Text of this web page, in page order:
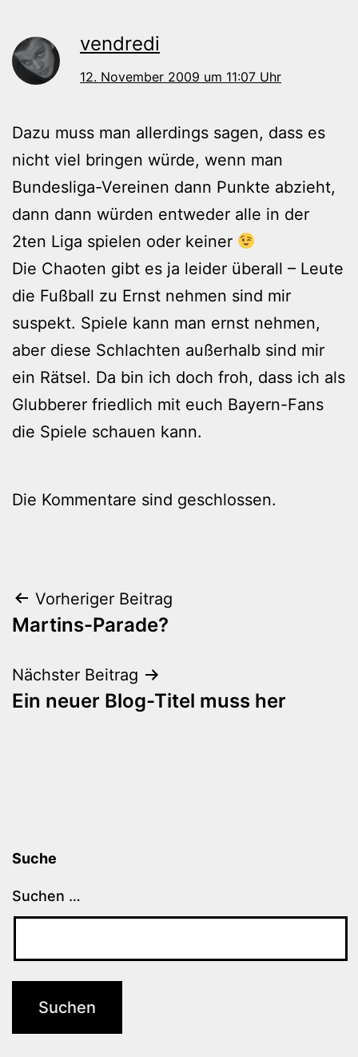
vendredi
12. November 2009 um 11:07 Uhr
Dazu muss man allerdings sagen, dass es
nicht viel bringen würde, wenn man
Bundesliga-Vereinen dann Punkte abzieht,
dann dann würden entweder alle in der
2ten Liga spielen oder keiner
Die Chaoten gibt es ja leider überall – Leute
die Fußball zu Ernst nehmen sind mir
suspekt. Spiele kann man ernst nehmen,
aber diese Schlachten außerhalb sind mir
ein Rätsel. Da bin ich doch froh, dass ich als
Glubberer friedlich mit euch Bayern-Fans
die Spiele schauen kann.
Die Kommentare sind geschlossen.
Beitragsnavigation
Vorheriger Beitrag
Martins-Parade?
Nächster Beitrag
Ein neuer Blog-Titel muss her
Suche
Suchen …